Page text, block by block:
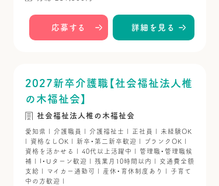
応募する 詳細を見る
2027新卒介護職【社会福祉法人椎
の木福祉会】
社会福祉法人椎の木福祉会
愛知県 | 介護職員 | 介護福祉士 | 正社員 | 未経験OK
| 資格なしOK | 新卒・第二新卒歓迎 | ブランクOK |
資格を活かせる | 40代以上活躍中 | 管理職・管理職候
補 | I・Uターン歓迎 | 残業月10時間以内 | 交通費全額
支給 | マイカー通勤可 | 産休・育休制度あり | 子育て
中の方歓迎 |